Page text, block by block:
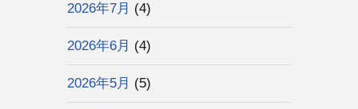
2026年7月 (4)
2026年6月 (4)
2026年5月 (5)